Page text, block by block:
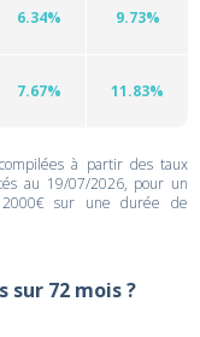
6.34% 9.73%
7.67% 11.83%
à partir des taux
au 19/07/2026, pour un
sur une durée de
sur 72 mois ?